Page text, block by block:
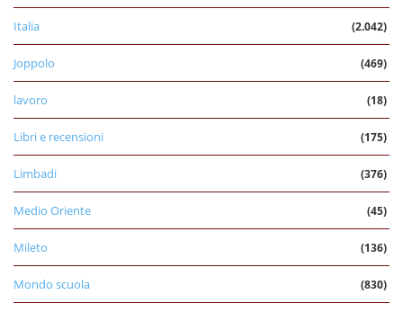
Italia (2.042)
Joppolo (469)
lavoro (18)
Libri e recensioni (175)
Limbadi (376)
Medio Oriente (45)
Mileto (136)
Mondo scuola (830)